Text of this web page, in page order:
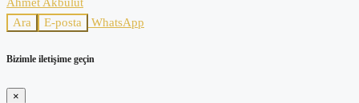
Ara
E-posta WhatsApp
Bizimle iletişime geçin
×